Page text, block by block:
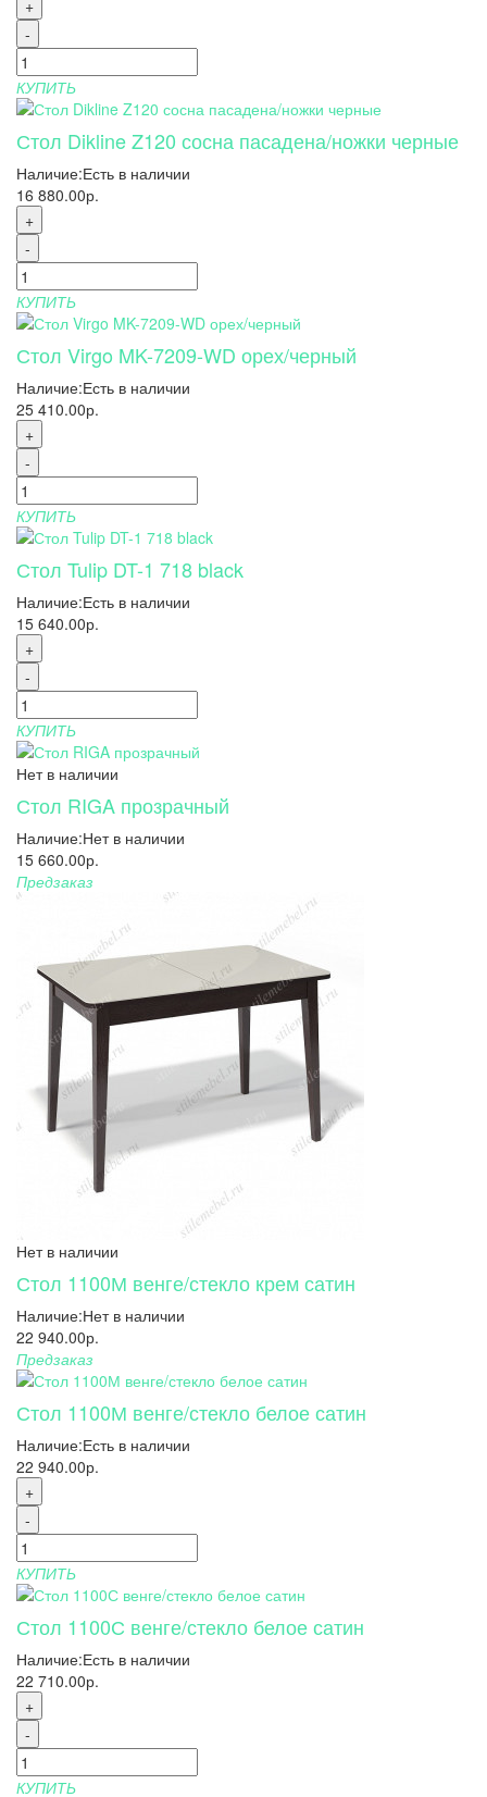
+
-
КУПИТЬ
Стол Dikline Z120 сосна пасадена/ножки черные
Наличие:Есть в наличии
16 880.00р.
+
-
КУПИТЬ
Стол Virgo MK-7209-WD орех/черный
Наличие:Есть в наличии
25 410.00р.
+
-
КУПИТЬ
Стол Tulip DT-1 718 black
Наличие:Есть в наличии
15 640.00р.
+
-
КУПИТЬ
Нет в наличии
Стол RIGA прозрачный
Наличие:Нет в наличии
15 660.00р.
Предзаказ
Нет в наличии
Стол 1100М венге/стекло крем сатин
Наличие:Нет в наличии
22 940.00р.
Предзаказ
Стол 1100М венге/стекло белое сатин
Наличие:Есть в наличии
22 940.00р.
+
-
КУПИТЬ
Стол 1100С венге/стекло белое сатин
Наличие:Есть в наличии
22 710.00р.
+
-
КУПИТЬ